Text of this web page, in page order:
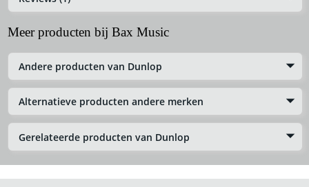
Meer producten bij Bax Music
Andere producten van Dunlop
Alternatieve producten andere merken
Gerelateerde producten van Dunlop